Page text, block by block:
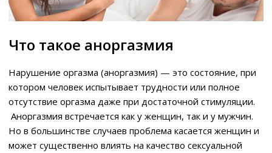
Что такое аноргазмия
Нарушение оргазма (аноргазмия) — это состояние, при
котором человек испытывает трудности или полное
отсутствие оргазма даже при достаточной стимуляции.
Аноргазмия встречается как у женщин, так и у мужчин.
Но в большинстве случаев проблема касается женщин и
может существенно влиять на качество сексуальной